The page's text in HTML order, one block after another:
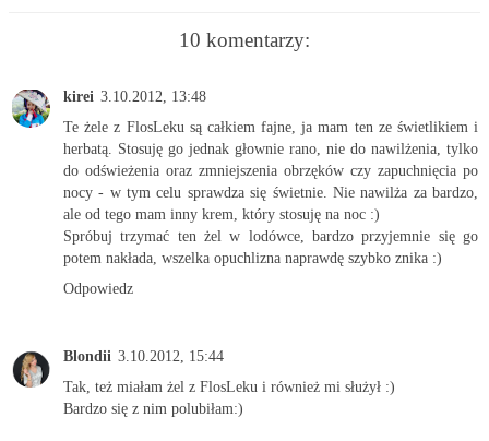
10 komentarzy:
kirei 3.10.2012, 13:48
Te żele z FlosLeku są całkiem fajne, ja mam ten ze świetlikiem i
herbatą. Stosuję go jednak głownie rano, nie do nawilżenia, tylko
do odświeżenia oraz zmniejszenia obrzęków czy zapuchnięcia po
nocy - w tym celu sprawdza się świetnie. Nie nawilża za bardzo,
ale od tego mam inny krem, który stosuję na noc :)
Spróbuj trzymać ten żel w lodówce, bardzo przyjemnie się go
potem nakłada, wszelka opuchlizna naprawdę szybko znika :)
Odpowiedz
Blondii 3.10.2012, 15:44
Tak, też miałam żel z FlosLeku i również mi służył :)
Bardzo się z nim polubiłam:)